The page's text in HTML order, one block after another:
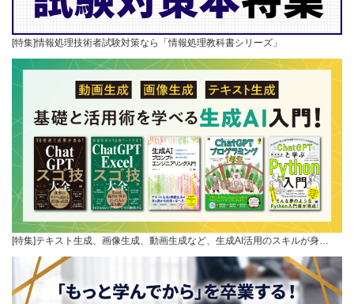
[特集]情報処理技術者試験対策なら「情報処理教科書シリーズ」
[特集]テキスト生成、画像生成、動画生成など、生成AI活用のスキルが身…